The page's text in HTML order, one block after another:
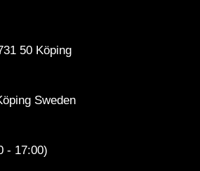
50 Köping
Sweden
- 17:00)